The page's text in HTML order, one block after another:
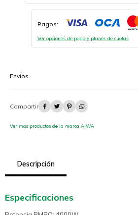
Pagos:
Ver opciones de pago y planes de cuotas
Envíos
   
Ver mas productos de la marca AIWA
Descripción
Especificaciones